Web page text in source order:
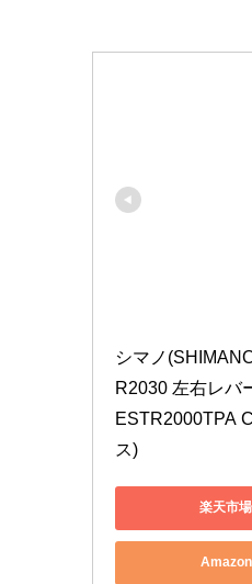
シマノ
R2030 左右レバ
ESTR2000TPA
ス)
楽天市